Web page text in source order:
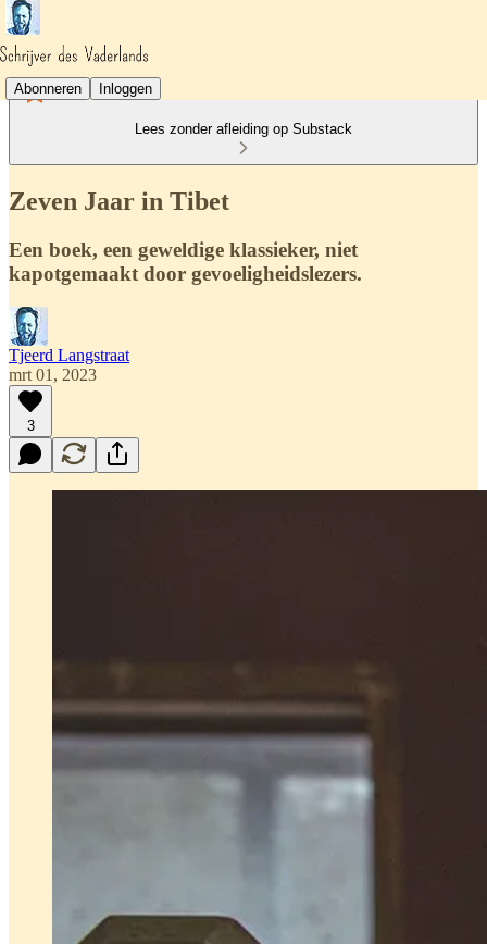
Abonneren Inloggen
Lees zonder afleiding op Substack
Zeven Jaar in Tibet
Een boek, een geweldige klassieker, niet
kapotgemaakt door gevoeligheidslezers.
Tjeerd Langstraat
mrt 01, 2023
3